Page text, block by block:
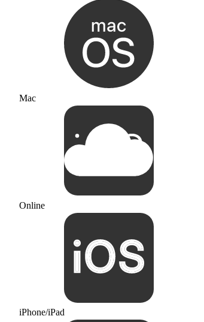
Mac
Online
iPhone/iPad